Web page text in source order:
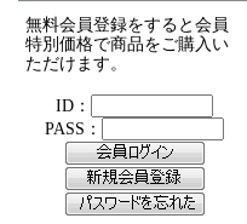
無料会員登録をすると会員
特別価格で商品をご購入い
ただけます。